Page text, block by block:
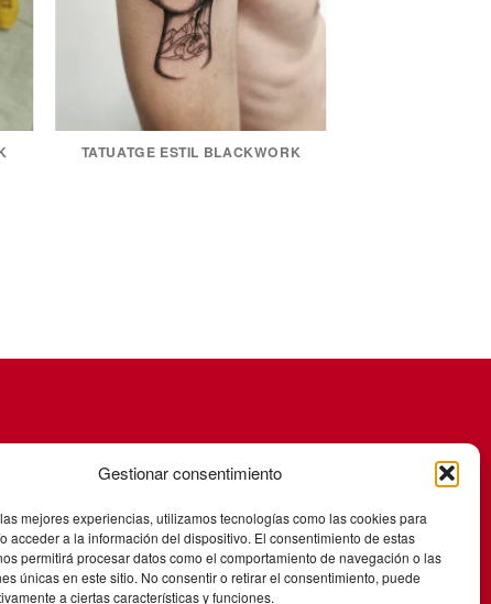
Gestionar consentimiento
mejores experiencias, utilizamos tecnologías como las cookies para
acceder a la información del dispositivo. El consentimiento de estas
permitirá procesar datos como el comportamiento de navegación o las
únicas en este sitio. No consentir o retirar el consentimiento, puede
a ciertas características y funciones.
TATUATGE ESTIL BLACKWORK